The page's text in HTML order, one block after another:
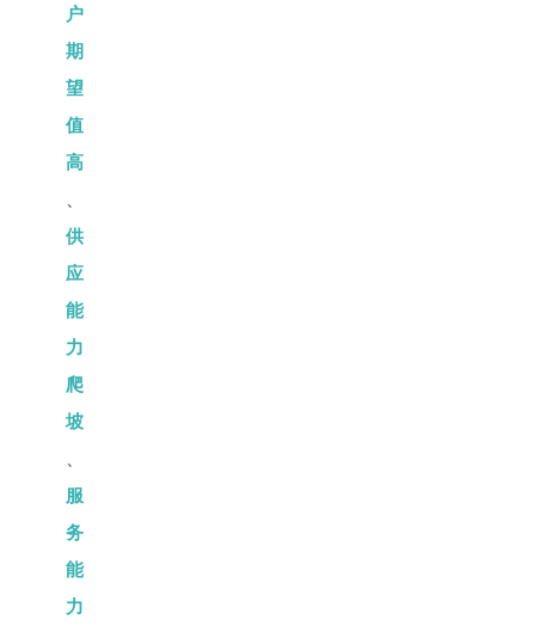
户
期
望
值
高
供
应
能
力
爬
坡
服
务
能
力